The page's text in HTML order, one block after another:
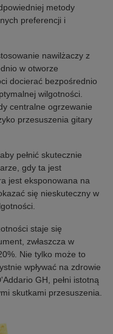
metody
preferencji i
nawilżaczy z
w otworze
docierać bezpośrednio
wilgotności.
centralne ogrzewanie
przesuszenia gitary
pełnić skutecznie
gdy ta jest
jest eksponowana na
się nieskuteczny w
staje się
zwłaszcza w
Nie tylko może to
wpływać na zdrowie
GH, pełni istotną
skutkami przesuszenia.